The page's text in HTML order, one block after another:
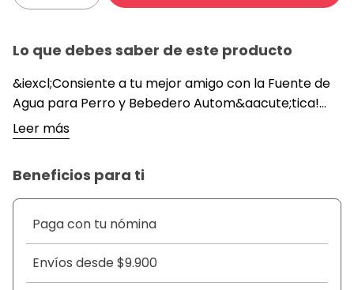
Lo que debes saber de este producto
&iexcl;Consiente a tu mejor amigo con la Fuente de
Agua para Perro y Bebedero Autom&aacute;tica!
Este innovador bebedero, es perfecto para
mantener a tu mascota hidratada de forma
moderno y funcional se adapta a cualquier espacio,
brindando comodidad y bienestar a tu peludo
compa&ntilde;ero.
&nbsp;
Esta fuente de agua est&aacute; fabricada con
material ABS resistente y duradero. Sus dimensiones
Leer más
Beneficios para ti
Paga con tu nómina
Envíos desde $9.900